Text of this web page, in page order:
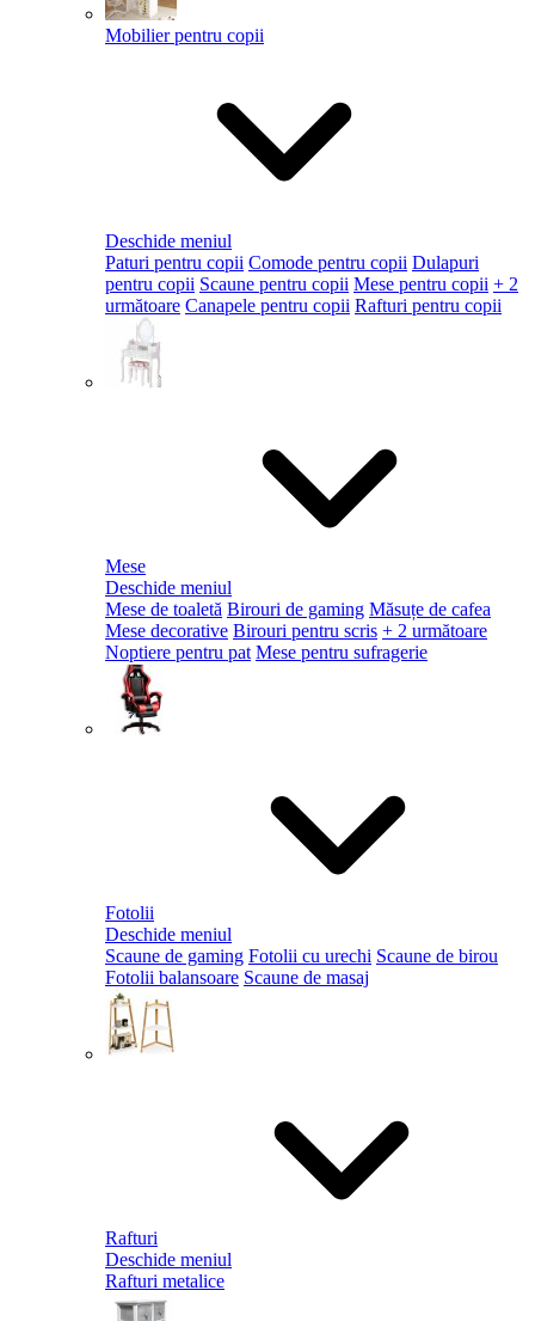
Mobilier pentru copii
Deschide meniul
Paturi pentru copii Comode pentru copii Dulapuri
pentru copii Scaune pentru copii Mese pentru copii + 2
următoare Canapele pentru copii Rafturi pentru copii
Mese
Deschide meniul
Mese de toaletă Birouri de gaming Măsuțe de cafea
Mese decorative Birouri pentru scris + 2 următoare
Noptiere pentru pat Mese pentru sufragerie
Fotolii
Deschide meniul
Scaune de gaming Fotolii cu urechi Scaune de birou
Fotolii balansoare Scaune de masaj
Rafturi
Deschide meniul
Rafturi metalice